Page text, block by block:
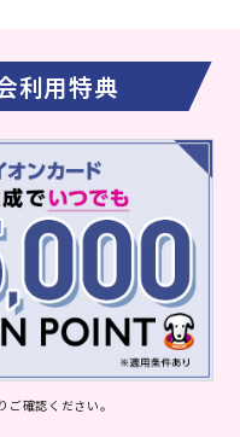
利用特典
ご確認ください。